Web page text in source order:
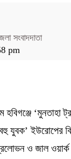
সংবাদদাতা
pm
হবিগঞ্জে ‘মুনতাহা
বহু যুবক’ ইউরোপের
ও জাল ওয়ার্ক